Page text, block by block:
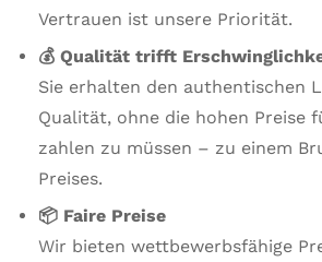
Vertrauen ist unsere Priorität.
💰 Qualität trifft
Sie erhalten den authentischen
Qualität, ohne die hohen Preise
zahlen zu müssen – zu einem
Preises.
📦 Faire Preise
Wir bieten wettbewerbsfähige